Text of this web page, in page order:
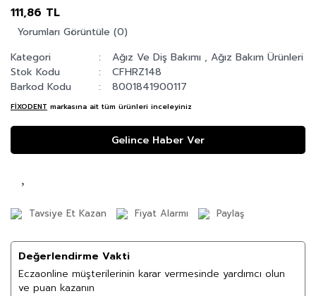
111,86 TL
Yorumları Görüntüle (0)
Kategori
Ağız Ve Diş Bakımı ,Ağız Bakım Ürünleri
Stok Kodu
CFHRZ148
Barkod Kodu
8001841900117
FİXODENT markasına ait tüm ürünleri inceleyiniz
Gelince Haber Ver
Tavsiye Et Kazan Fiyat Alarmı Paylaş
Değerlendirme Vakti
Eczaonline müşterilerinin karar vermesinde yardımcı olun
ve puan kazanın